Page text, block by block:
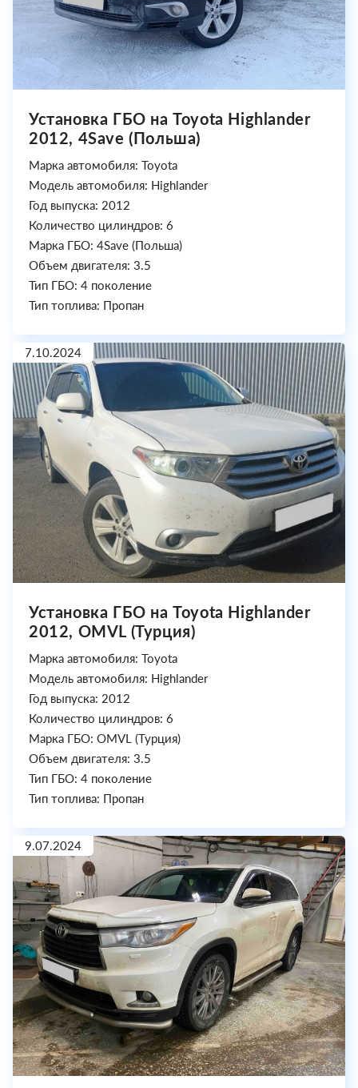
Установка ГБО на Toyota Highlander
2012, 4Save (Польша)
Марка автомобиля: Toyota
Модель автомобиля: Highlander
Год выпуска: 2012
Количество цилиндров: 6
Марка ГБО: 4Save (Польша)
Объем двигателя: 3.5
Тип ГБО: 4 поколение
Тип топлива: Пропан
7.10.2024
Установка ГБО на Toyota Highlander
2012, OMVL (Турция)
Марка автомобиля: Toyota
Модель автомобиля: Highlander
Год выпуска: 2012
Количество цилиндров: 6
Марка ГБО: OMVL (Турция)
Объем двигателя: 3.5
Тип ГБО: 4 поколение
Тип топлива: Пропан
9.07.2024